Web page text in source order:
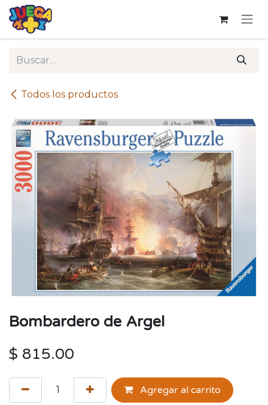
Ir al contenido
Todos los productos
Bombardero de Argel
$ 815.00
Agregar al carrito